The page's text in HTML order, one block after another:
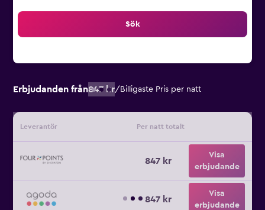
Sök
Erbjudanden från847 kr/ Billigaste Pris per natt
Leverantör Per natt totalt
847 kr
Visa
erbjudande
847 kr
Visa
erbjudande